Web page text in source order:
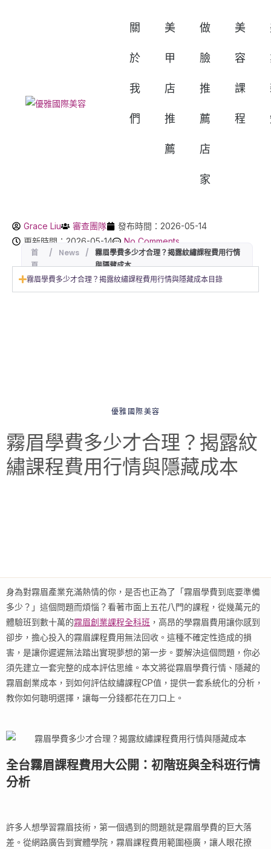
關
於
我
們
美
甲
店
推
薦
做
臉
推
薦
店
家
美
容
課
程
Grace Liu 審查團隊
發布時間：2026-05-14
更新時間：2026-05-14
No Comments
首
頁
/ News /
霧眉學費多少才合理？揭露紋繡課程費用行情
與隱藏成本
霧眉學費多少才合理？揭露紋繡課程費用行情與隱藏成本目錄
優雅國際美容
霧眉學費多少才合理？揭露紋
繡課程費用行情與隱藏成本
身為對霧眉產業充滿熱情的你，是否也正為了「霧眉學費到底要準備
多少？」這個問題而煩惱？看著市面上五花八門的課程，從幾萬元的
體驗班到數十萬的霧眉創業課程全科班 ，高昂的學霧眉費用讓你感到
卻步，擔心投入的霧眉課程費用無法回收。這種不確定性造成的損
害，是讓你遲遲無法踏出實現夢想的第一步。要解決這個問題，你必
須先建立一套完整的成本評估思維。本文將從霧眉學費行情、隱藏的
霧眉創業成本，到如何評估紋繡課程CP值，提供一套系統化的分析，
教你如何聰明選擇，讓每一分錢都花在刀口上。
全台霧眉課程費用大公開：初階班與全科班行情
分析
許多人想學習霧眉技術，第一個遇到的問題就是霧眉學費的巨大落
差。從網路廣告到實體學院，霧眉課程費用範圍極廣，讓人眼花撩